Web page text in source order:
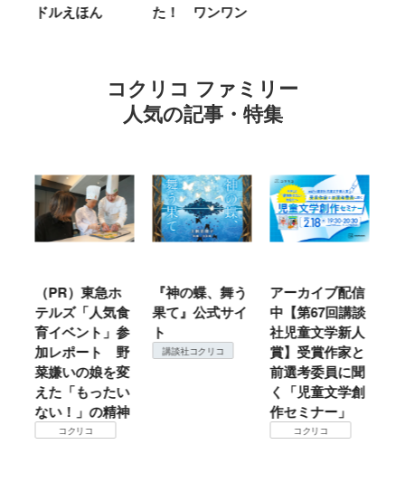
ドルえほん
た！ ワンワン
コクリコ ファミリー
人気の記事・特集
（PR）東急ホ
テルズ「人気食
育イベント」参
加レポート 野
菜嫌いの娘を変
えた「もったい
ない！」の精神
コクリコ
『神の蝶、舞う
果て』公式サイ
ト
講談社コクリコ
アーカイブ配信
中【第67回講談
社児童文学新人
賞】受賞作家と
前選考委員に聞
く「児童文学創
作セミナー」
コクリコ